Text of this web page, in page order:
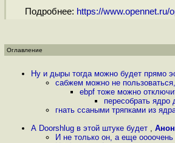
Подробнее: https://www.opennet.ru/
Оглавление
Ну и дыры тогда можно будет прямо
сабжем можно не
ebpf тоже можно
пересобрать
гнать ссаными тряпками из
А Doorshlug в этой штуке будет ,
И не только он, а еще оооочень